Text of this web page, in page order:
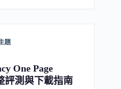
題
One Page
評測與下載指南